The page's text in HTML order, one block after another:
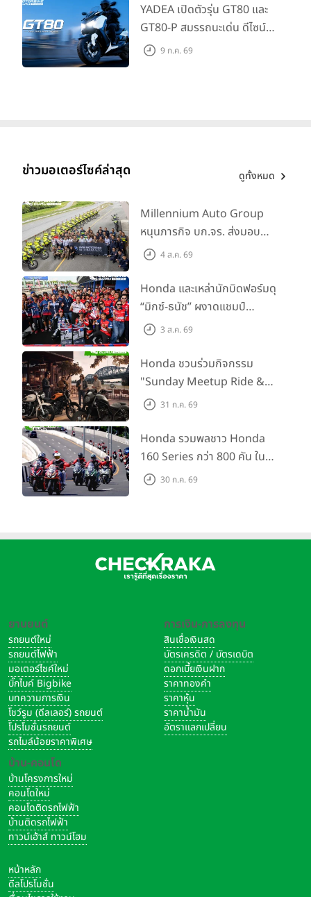
YADEA เปิดตัวรุ่น GT80 และ
GT80-P สมรรถนะเด่น ดีไซน์หรู
ปลอดภัย ราคาเข้าถึงง่าย จด
9 ก.ค. 69
ข่าวมอเตอร์ไซค์ล่าสุด ดูทั้งหมด
Millennium Auto Group
หนุนภารกิจ บก.จร. ส่งมอบ
BMW R 1300 GS และ F 900
พร้อม ยกระดับทักษะการขับขี่
เสริมศักยภาพตำรวจจราจร
4 ส.ค. 69
Honda และเหล่านักบิดฟอร์มดุ
“มิกซ์-ธนัช” ผงาดแชมป์
SS600 2 สนามติด “ข้าวกล้อง”
สนาม 2
3 ส.ค. 69
Honda ชวนร่วมกิจกรรม
"Sunday Meetup Ride &
Soul" จิบกาแฟ พูดคุย แลก
กัน 16 ส.ค. นี้
31 ก.ค. 69
Honda รวมพลชาว Honda
160 Series กว่า 800 คัน ใน
งาน “THE ONE-SIXTI-ER ตัว
30 ก.ค. 69
ยานยนต์
รถยนต์ใหม่
รถยนต์ไฟฟ้า
มอเตอร์ไซค์ใหม่
บิ๊กไบค์ Bigbike
บทความการเงิน
โชว์รูม (ดีลเลอร์) รถยนต์
โปรโมชั่นรถยนต์
รถไมล์น้อยราคาพิเศษ
บ้าน-คอนโด
บ้านโครงการใหม่
คอนโดใหม่
คอนโดติดรถไฟฟ้า
บ้านติดรถไฟฟ้า
ทาวน์เฮ้าส์ ทาวน์โฮม
การเงิน-การลงทุน
สินเชื่อเงินสด
บัตรเครดิต / บัตรเดบิต
ดอกเบี้ยเงินฝาก
ราคาทองคำ
ราคาหุ้น
ราคาน้ำมัน
อัตราแลกเปลี่ยน
หน้าหลัก
ดีลโปรโมชั่น